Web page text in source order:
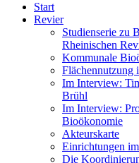
Start
Revier
Studienserie zu
Rheinischen
Kommunale
Flächennutzung
Im Interview:
Brühl
Im Interview:
Bioökonomie
Akteurskarte
Einrichtungen
Die